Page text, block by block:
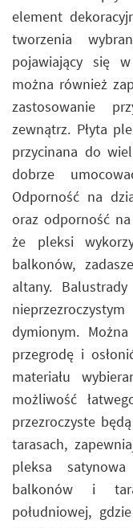
element
tworzenia
pojawiający się
można również
zastosowanie
zewnątrz. Płyta
przycinana do
dobrze
Odporność na
oraz odporność
że pleksi
balkonów,
altany.
dymionym.
przegrodę i
materiału
możliwość
przezroczyste
tarasach,
pleksa
balkonów i
południowej,